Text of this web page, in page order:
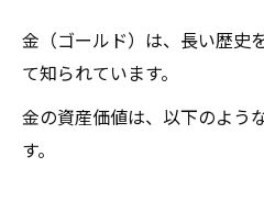
金（ゴールド）は、長い歴史
て知られています。
金の資産価値は、以下のよう
す。